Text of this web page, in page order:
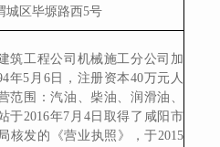
城区毕塬路西5号
筑工程公司机械施工分公司加
年5 月 6日，注册资本40万元人
范围：汽油、柴油、润滑油、
于2016年7月4日取得了咸阳市
核发的《营业执照》，于2015